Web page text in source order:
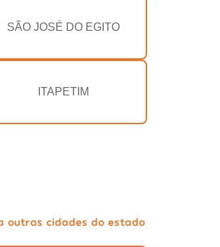
SÃO JOSÉ DO EGITO
ITAPETIM
outras cidades do estado